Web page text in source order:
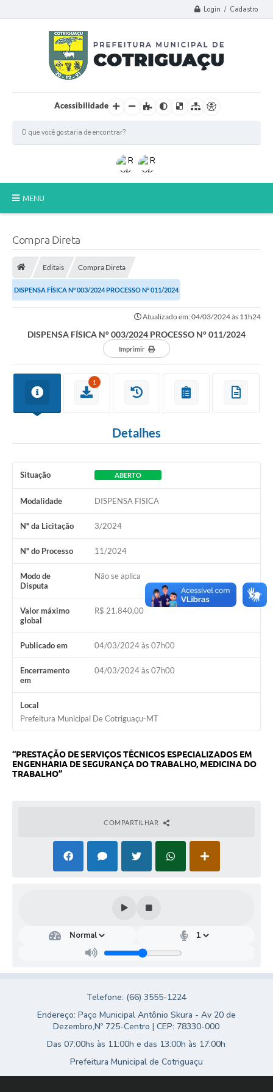
Login / Cadastro
Acessibilidade
MENU
A Prefeitura
Imprensa
Galeria de Fotos
Contratos
Ouvidoria
Audiências Públicas
Arquivos para Download
Carta de Serviços
Obras
Projetos
Contas Públicas
Editais
Links
Telefones Úteis
Enquete
Diário Oficial
Compra Direta
Editais Compra Direta
DISPENSA FÍSICA N° 003/2024 PROCESSO N° 011/2024
Atualizado em: 04/03/2024 às 11h24
DISPENSA FÍSICA N° 003/2024 PROCESSO N° 011/2024
Imprimir
1
Detalhes
Situação ABERTO
Modalidade DISPENSA FISICA
Nº da Licitação 3/2024
Nº do Processo 11/2024
Modo de
Disputa
Não se aplica
Valor máximo
global
R$ 21.840,00
Publicado em 04/03/2024 às 07h00
Encerramento
em
04/03/2024 às 07h00
Local
Prefeitura Municipal De Cotriguaçu-MT
“PRESTAÇÃO DE SERVIÇOS TÉCNICOS ESPECIALIZADOS EM
ENGENHARIA DE SEGURANÇA DO TRABALHO, MEDICINA DO
TRABALHO”
COMPARTILHAR
Telefone: (66) 3555-1224
Endereço: Paço Municipal Antônio Skura - Av 20 de
Dezembro,Nº 725-Centro | CEP: 78330-000
Das 07:00hs às 11:00h e das 13:00h às 17:00h
Prefeitura Municipal de Cotriguaçu